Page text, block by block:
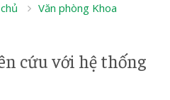
Văn phòng Khoa
cứu với hệ thống